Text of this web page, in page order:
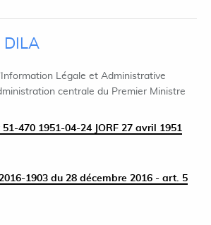
DILA
Légale et Administrative
centrale du Premier Ministre
51-470 1951-04-24 JORF 27 avril 1951
1903 du 28 décembre 2016 - art. 5